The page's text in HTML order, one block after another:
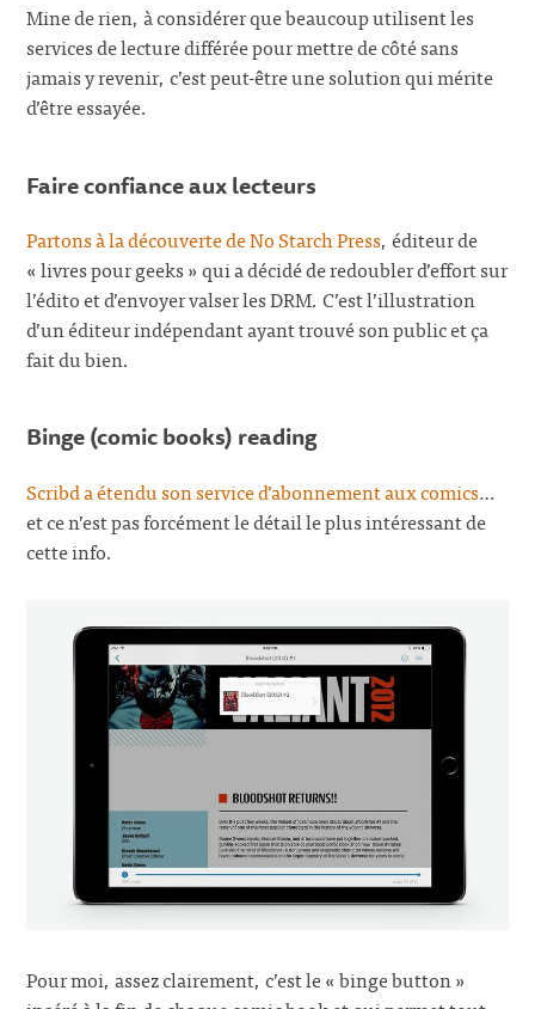
Mine de rien, à considérer que beaucoup utilisent les
services de lecture différée pour mettre de côté sans
jamais y revenir, c’est peut-être une solution qui mérite
d’être essayée.
Faire confiance aux lecteurs
Partons à la découverte de No Starch Press, éditeur de
« livres pour geeks » qui a décidé de redoubler d’effort sur
l’édito et d’envoyer valser les DRM. C’est l’illustration
d’un éditeur indépendant ayant trouvé son public et ça
fait du bien.
Binge (comic books) reading
Scribd a étendu son service d’abonnement aux comics…
et ce n’est pas forcément le détail le plus intéressant de
cette info.
Pour moi, assez clairement, c’est le « binge button »